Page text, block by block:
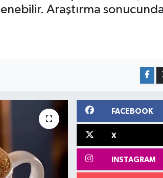
Araştırma
FACEBOOK
X
INSTAGRAM